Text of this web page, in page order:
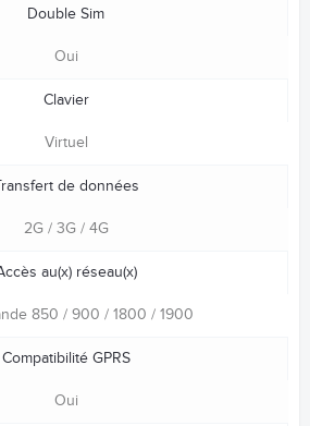
Double Sim
Oui
Clavier
Virtuel
de données
2G / 3G / 4G
au(x) réseau(x)
850 / 900 / 1800 / 1900
Compatibilité GPRS
Oui